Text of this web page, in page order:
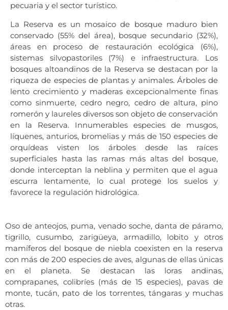
pecuaria y el sector turístico.
La Reserva es un mosaico de bosque maduro bien
conservado (55% del área), bosque secundario (32%),
áreas en proceso de restauración ecológica (6%),
sistemas silvopastoriles (7%) e infraestructura. Los
bosques altoandinos de la Reserva se destacan por la
riqueza de especies de plantas y animales. Árboles de
lento crecimiento y maderas excepcionalmente finas
como sinmuerte, cedro negro, cedro de altura, pino
romerón y laureles diversos son objeto de conservación
en la Reserva. Innumerables especies de musgos,
líquenes, anturios, bromelias y más de 150 especies de
orquídeas visten los árboles desde las raíces
superficiales hasta las ramas más altas del bosque,
donde interceptan la neblina y permiten que el agua
escurra lentamente, lo cual protege los suelos y
favorece la regulación hidrológica.
Oso de anteojos, puma, venado soche, danta de páramo,
tigrillo, cusumbo, zarigüeya, armadillo, lobito y otros
mamíferos del bosque de niebla coexisten en la reserva
con más de 200 especies de aves, algunas de ellas únicas
en el planeta. Se destacan las loras andinas,
comprapanes, colibríes (más de 15 especies), pavas de
monte, tucán, pato de los torrentes, tángaras y muchas
otras.